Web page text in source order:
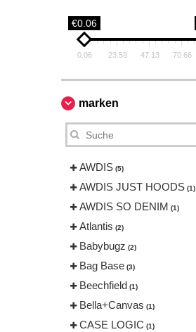
€0.06
0.06 23.59 47.13 70.66
marken
AWDIS (5)
AWDIS JUST HOODS (1)
AWDIS SO DENIM (1)
Atlantis (2)
Babybugz (2)
Bag Base (3)
Beechfield (1)
Bella+Canvas (1)
CASE LOGIC (1)